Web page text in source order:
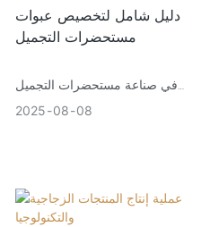
دليل شامل لتخصيص عبوات
مستحضرات التجميل
في صناعة مستحضرات التجميل
شديدة التنافسية، تلعب العبوات
تخصيص عبوات مستحضرات
التجميل عملية متعددة الأوجه
2025 08 08